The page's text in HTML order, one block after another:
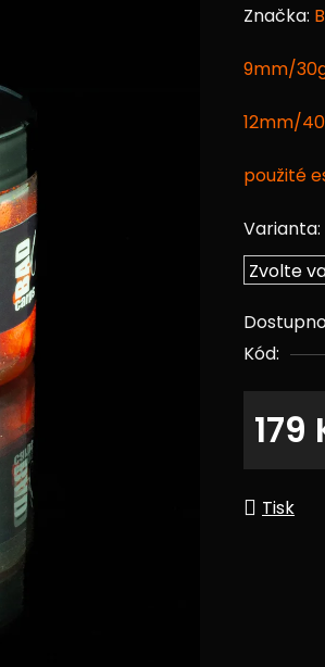
je
z
hvězdiček.
Značka:
9mm/
12mm/
použité
Varianta:
Kód:
179
Měrná
Tisk